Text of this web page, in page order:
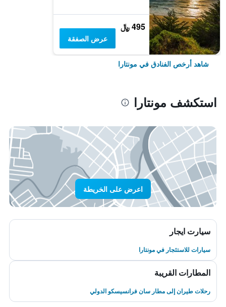
495 ﷼
عرض الصفقة
شاهد أرخص الفنادق في مونتارا
استكشف مونتارا
اعرض على الخريطة
سيارت ايجار
سيارات للاستئجار في مونتارا
المطارات القريبة
رحلات طيران إلى مطار سان فرانسيسكو الدولي